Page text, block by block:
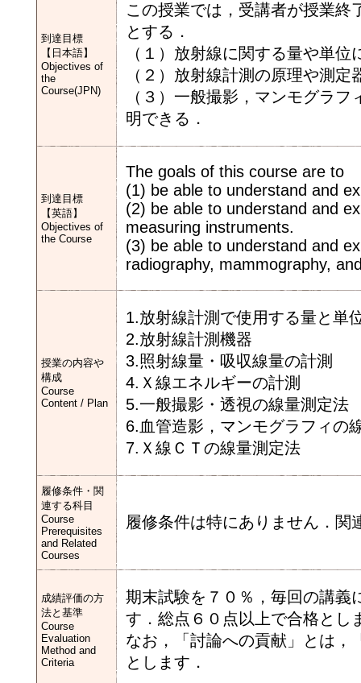
到達目標
【日本語】
Objectives of
the
Course(JPN)
この授業では，受講者が授業終
とする．
（１）放射線に関する量や単
（２）放射線計測の原理や測
（３）一般撮影，マンモグラ
明できる．
到達目標
【英語】
Objectives of
the Course
The goals of this course are to
(1) be able to understand and
(2) be able to understand and
measuring instruments.
(3) be able to understand and
radiography, mammography,
授業の内容や
構成
Course
Content / Plan
1.放射線計測で使用する量と単
2.放射線計測機器
3.照射線量・吸収線量の計測
4.Ｘ線エネルギーの計測
5.一般撮影・透視の線量測定法
6.血管造影，マンモグラフィの
7.Ｘ線ＣＴの線量測定法
履修条件・関
連する科目
Course
Prerequisites
and Related
Courses
履修条件は特にありません．関
成績評価の方
法と基準
Course
Evaluation
Method and
Criteria
期末試験を７０％，毎回の講義
す．総点６０点以上で合格とし
なお，「討論への貢献」とは，
とします．